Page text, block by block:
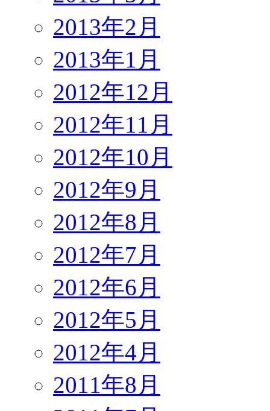
2013年2月
2013年1月
2012年12月
2012年11月
2012年10月
2012年9月
2012年8月
2012年7月
2012年6月
2012年5月
2012年4月
2011年8月